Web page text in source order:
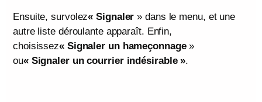
Ensuite, survolez« Signaler » dans le menu, et une
autre liste déroulante apparaît. Enfin,
choisissez« Signaler un hameçonnage»
ou« Signaler un courrier indésirable ».